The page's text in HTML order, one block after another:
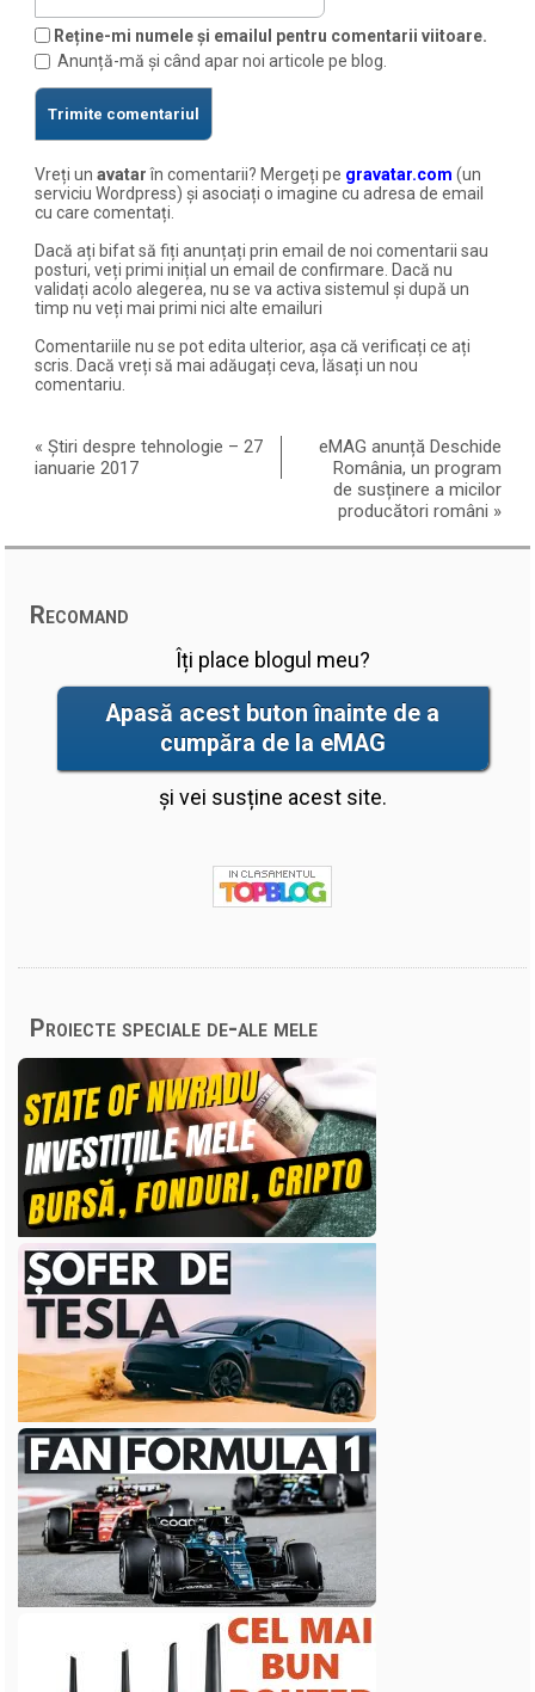
Reține-mi numele și emailul pentru comentarii viitoare.
Anunță-mă și când apar noi articole pe blog.
Vreți unavatarîn comentarii? Mergeți pe gravatar.com (un
serviciu Wordpress) și asociați o imagine cu adresa de email
cu care comentați.
Dacă ați bifat să fiți anunțați prin email de noi comentarii sau
posturi, veți primi inițial un email de confirmare. Dacă nu
validați acolo alegerea, nu se va activa sistemul și după un
timp nu veți mai primi nici alte emailuri
Comentariile nu se pot edita ulterior, așa că verificați ce ați
scris. Dacă vreți să mai adăugați ceva, lăsați un nou
comentariu.
«Știri despre tehnologie – 27
ianuarie 2017
eMAG anunță Deschide
România, un program
de susținere a micilor
producători români »
Recomand
Îți place blogul meu?
Apasă acest buton înainte de a
cumpăra de la eMAG
și vei susține acest site.
Proiecte speciale de-ale mele